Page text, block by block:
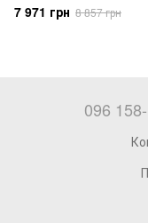
7 971 грн 8 857 грн
096